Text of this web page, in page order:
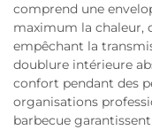
comprend une
maximum la chaleur,
empêchant la
doublure intérieure
confort pendant des
organisations
barbecue